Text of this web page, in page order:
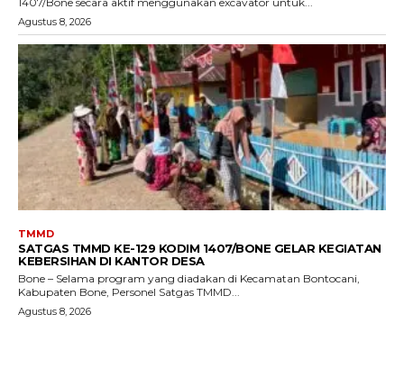
Agustus 8, 2026
TMMD
SATGAS TMMD KE-129 KODIM 1407/BONE GELAR KEGIATAN
KEBERSIHAN DI KANTOR DESA
Bone – Selama program yang diadakan di Kecamatan Bontocani,
Kabupaten Bone, Personel Satgas TMMD...
Agustus 8, 2026